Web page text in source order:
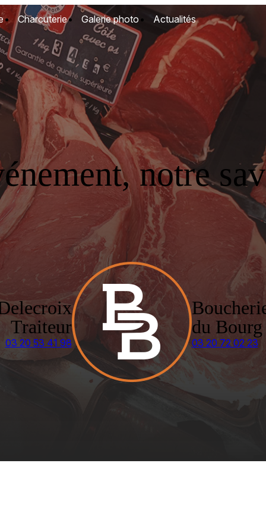
Charcuterie Galerie photo Actualités
notre
Traiteur
03 20 53 41 98
du Bourg
03 20 72 02 23